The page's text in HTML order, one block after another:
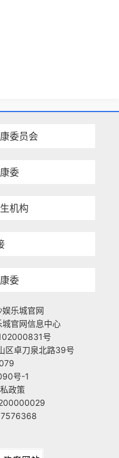
委员会
委
机构
委
乐城官网
官网信息中心
号
区卓刀泉北路39号
号-1
政策